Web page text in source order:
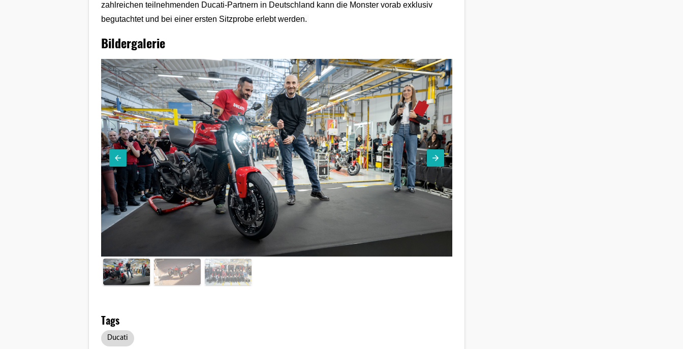
zahlreichen teilnehmenden Ducati-Partnern in Deutschland kann die Monster vorab exklusiv
begutachtet und bei einer ersten Sitzprobe erlebt werden.
Bildergalerie
Tags
Ducati